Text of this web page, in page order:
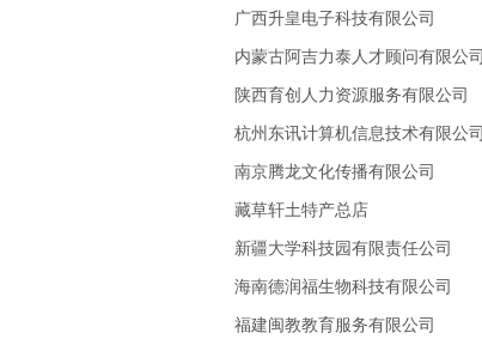
广西升皇电子科技有限公司
内蒙古阿吉力泰人才顾问有限公司
陕西育创人力资源服务有限公司
杭州东讯计算机信息技术有限公司
南京腾龙文化传播有限公司
藏草轩土特产总店
新疆大学科技园有限责任公司
海南德润福生物科技有限公司
福建闽教教育服务有限公司